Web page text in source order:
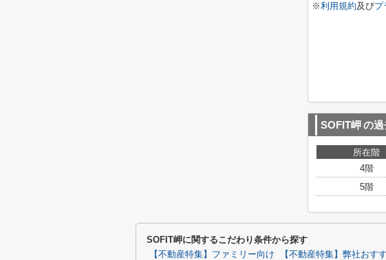
※利用規約及びプ
SOFIT岬の過
所在階
4階
5階
SOFIT岬に関するこだわり条件から探す
【不動産特集】ファミリー向け 【不動産特集】弊社おす